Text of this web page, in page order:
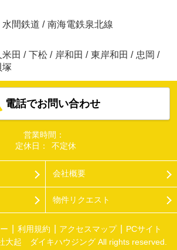
水間鉄道 / 南海電鉄泉北線
米田 / 下松 / 岸和田 / 東岸和田 / 忠岡 /
塚
電話でお問い合わせ
営業時間：
定休日：
不定休
会社概要
物件リクエスト
利用規約 アクセスマップ
PCサイト
大起 ダイキハウジング All rights reserved.